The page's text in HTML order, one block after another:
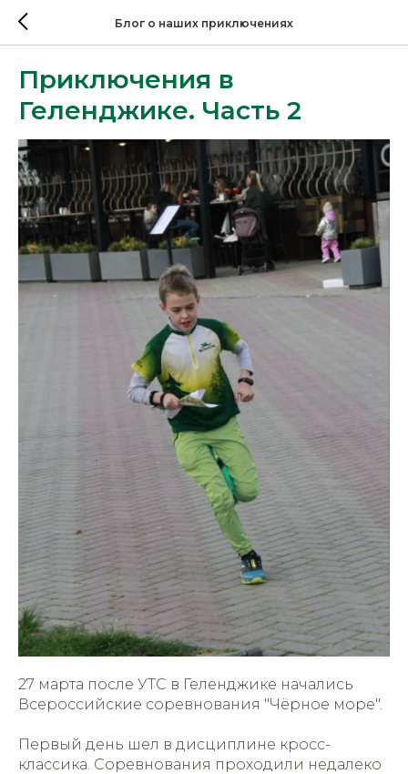
Блог о наших приключениях
Приключения в
Геленджике. Часть 2
27 марта после УТС в Геленджике начались
Всероссийские соревнования "Чëрное море".
Первый день шел в дисциплине кросс-
классика. Соревнования проходили недалеко